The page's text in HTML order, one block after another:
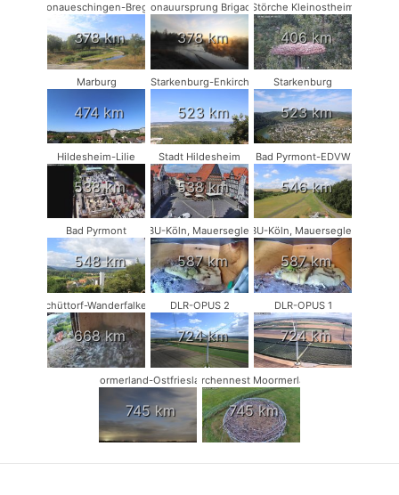
Donaueschingen-Breg2
378 km
Donauursprung Brigach
378 km
Störche Kleinostheim
406 km
Marburg
474 km
Starkenburg-Enkirch
523 km
Starkenburg
523 km
Hildesheim-Lilie
538 km
Stadt Hildesheim
538 km
Bad Pyrmont-EDVW
546 km
Bad Pyrmont
548 km
NABU-Köln, Mauersegler #1
587 km
NABU-Köln, Mauersegler #2
587 km
Schüttorf-Wanderfalken
668 km
DLR-OPUS 2
724 km
DLR-OPUS 1
724 km
Moormerland-Ostfriesland
745 km
Storchennest Moormerland
745 km